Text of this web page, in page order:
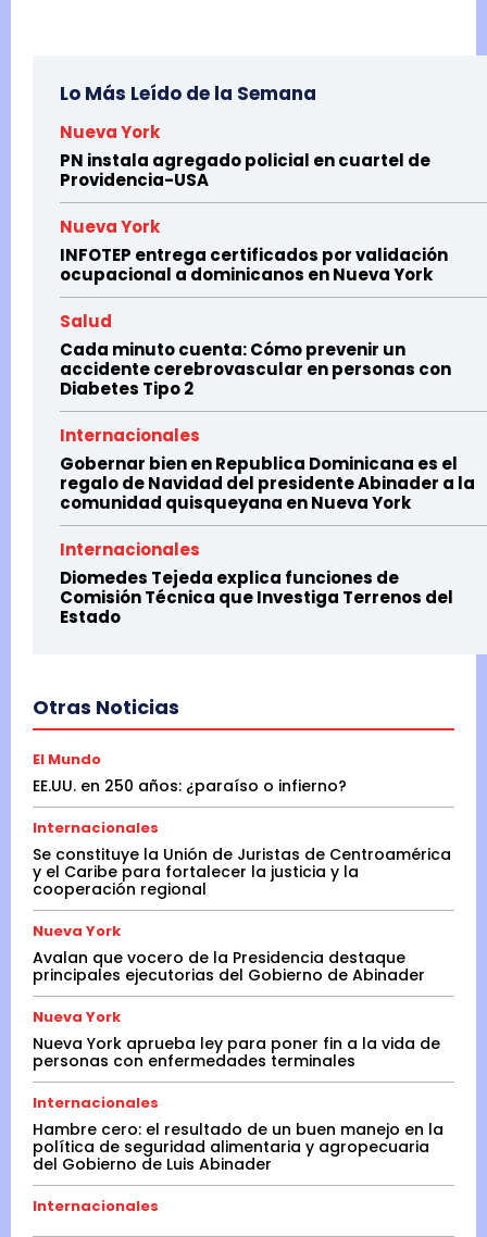
Lo Más Leído de la Semana
Nueva York
PN instala agregado policial en cuartel de
Providencia-USA
Nueva York
INFOTEP entrega certificados por validación
ocupacional a dominicanos en Nueva York
Salud
Cada minuto cuenta: Cómo prevenir un
accidente cerebrovascular en personas con
Diabetes Tipo 2
Internacionales
Gobernar bien en Republica Dominicana es el
regalo de Navidad del presidente Abinader a la
comunidad quisqueyana en Nueva York
Internacionales
Diomedes Tejeda explica funciones de
Comisión Técnica que Investiga Terrenos del
Estado
Otras Noticias
El Mundo
EE.UU. en 250 años: ¿paraíso o infierno?
Internacionales
Se constituye la Unión de Juristas de Centroamérica
y el Caribe para fortalecer la justicia y la
cooperación regional
Nueva York
Avalan que vocero de la Presidencia destaque
principales ejecutorias del Gobierno de Abinader
Nueva York
Nueva York aprueba ley para poner fin a la vida de
personas con enfermedades terminales
Internacionales
Hambre cero: el resultado de un buen manejo en la
política de seguridad alimentaria y agropecuaria
del Gobierno de Luis Abinader
Internacionales